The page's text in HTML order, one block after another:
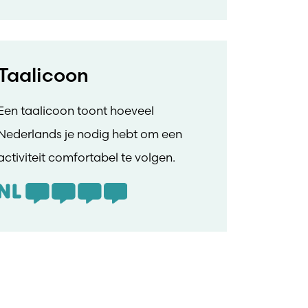
taalicoon toont hoeveel
je nodig hebt om een
comfortabel te volgen.